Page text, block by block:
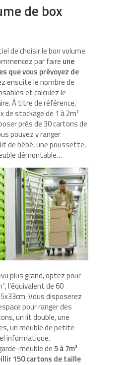
de box
de choisir le bon volume
par faire une
que vous prévoyez de
ensuite le nombre de
et calculez le
À titre de référence,
de stockage de 1 à 2m²
près de 30 cartons de
pouvez y ranger
de bébé, une poussette,
démontable…
plus grand, optez pour
l’équivalent de 60
Vous disposerez
pour ranger des
un lit double, une
un meuble de petite
informatique.
meuble de5 à 7m²
150 cartons de taille